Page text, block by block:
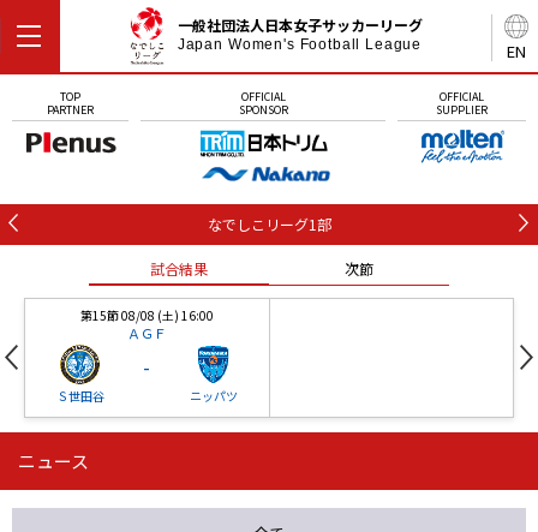
EN
一般社団法人日本女子サッカーリーグ
Japan Women's Football League
TOP
PARTNER
OFFICIAL
SPONSOR
OFFICIAL
SUPPLIER
なでしこリーグ1部
試合結果 次節
第15節 08/08 (土) 16:00
ＡＧＦ
Ｓ世田谷
-
ニッパツ
第16節 09/05 (土) 15:00
ニッパツ 石人の星
ニュース